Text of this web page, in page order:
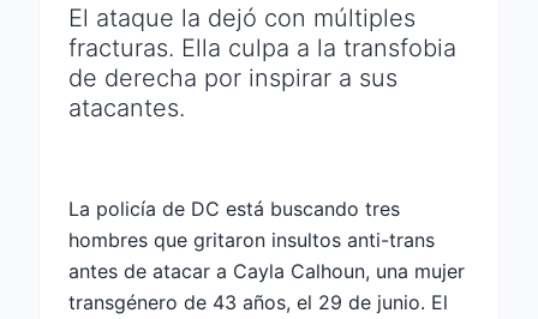
El ataque la dejó con múltiples
fracturas. Ella culpa a la transfobia
de derecha por inspirar a sus
atacantes.
La policía de DC está buscando tres
hombres que gritaron insultos anti-trans
antes de atacar a Cayla Calhoun, una mujer
transgénero de 43 años, el 29 de junio. El